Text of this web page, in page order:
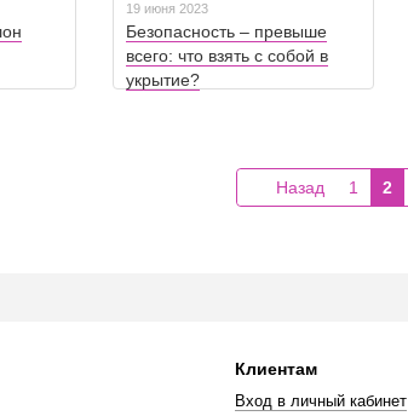
19 июня 2023
Безопасность – превыше
всего: что взять с собой в
укрытие?
Назад 1 2
Клиентам
Вход в личный кабинет